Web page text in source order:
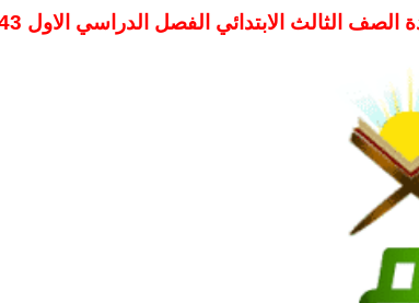
الثالث الابتدائي الفصل الدراسي الاول 1443 هـ